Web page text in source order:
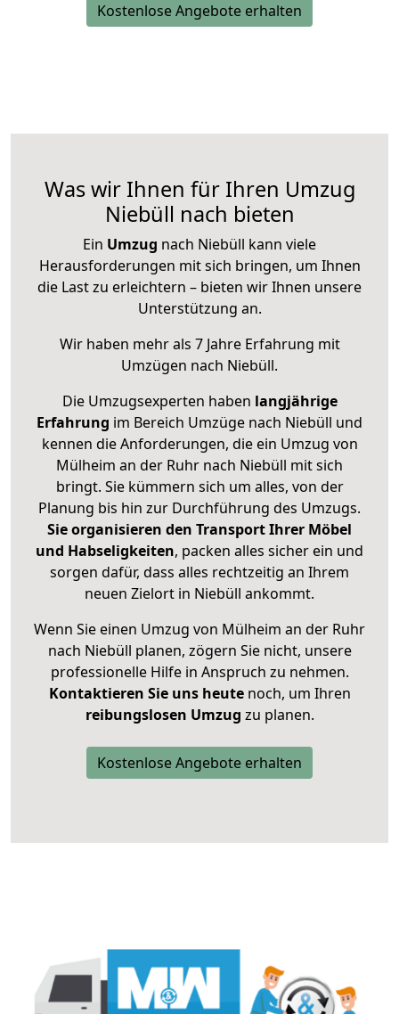
Kostenlose Angebote erhalten
Was wir Ihnen für Ihren Umzug
Niebüll nach bieten
Ein Umzug nach Niebüll kann viele
Herausforderungen mit sich bringen, um Ihnen
die Last zu erleichtern – bieten wir Ihnen unsere
Unterstützung an.
Wir haben mehr als 7 Jahre Erfahrung mit
Umzügen nach Niebüll.
Die Umzugsexperten haben langjährige
Erfahrung im Bereich Umzüge nach Niebüll und
kennen die Anforderungen, die ein Umzug von
Mülheim an der Ruhr nach Niebüll mit sich
bringt. Sie kümmern sich um alles, von der
Planung bis hin zur Durchführung des Umzugs.
Sie organisieren den Transport Ihrer Möbel
und Habseligkeiten, packen alles sicher ein und
sorgen dafür, dass alles rechtzeitig an Ihrem
neuen Zielort in Niebüll ankommt.
Wenn Sie einen Umzug von Mülheim an der Ruhr
nach Niebüll planen, zögern Sie nicht, unsere
professionelle Hilfe in Anspruch zu nehmen.
Kontaktieren Sie uns heutenoch, um Ihren
reibungslosen Umzug zu planen.
Kostenlose Angebote erhalten